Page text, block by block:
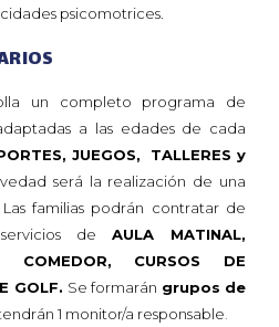
psicomotrices.
un completo programa de
a las edades de cada
JUEGOS, TALLERES y
será la realización de una
. Las familias podrán contratar de
de AULA MATINAL,
COMEDOR, CURSOS DE
GOLF. Se formarán grupos de
1 monitor/a responsable